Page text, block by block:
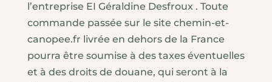
l’entreprise EI Géraldine Desfroux . Toute
commande passée sur le site chemin-et-
canopee.fr livrée en dehors de la France
pourra être soumise à des taxes éventuelles
et à des droits de douane, qui seront à la